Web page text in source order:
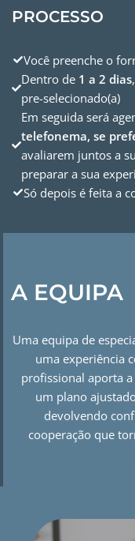
PROCESSO
Você preenche o
Dentro de 1 a 2 dias
pre-selecionado(a)
Em seguida será
telefonema, se
avaliarem juntos a
preparar a sua
Só depois é feita a
A EQUIPA
Uma equipa de
uma experiência
profissional aporta
um plano
devolvendo
cooperação que